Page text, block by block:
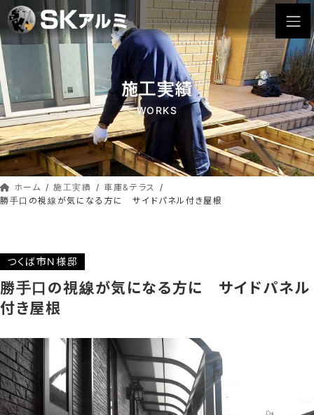
コ
ン
テ
ン
ツ
へ
ス
キ
ッ
プ
ナ
ビ
ゲ
ー
シ
ョ
ン
に
移
動
施工実績
WORKS
ホーム 施工実績
車庫&テラス
勝手口の視線が気になる方に サイドパネル付き屋根
つくば市N様邸
勝手口の視線が気になる方に サイドパネル
付き屋根